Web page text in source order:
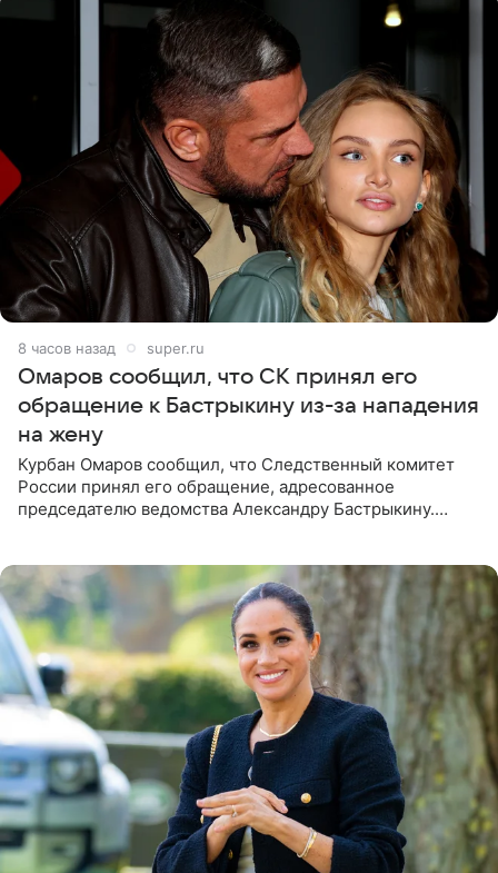
8 часов назад super.ru
Омаров сообщил, что СК принял его
обращение к Бастрыкину из-за нападения
на жену
Курбан Омаров сообщил, что Следственный комитет
России принял его обращение, адресованное
председателю ведомства Александру Бастрыкину.